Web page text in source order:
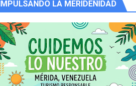
en la parroquia Osuna Rodríguez
IMPULSANDO LA MERIDEÑIDAD